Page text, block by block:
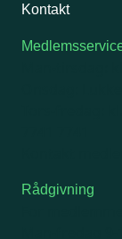
Kontakt
Rådgivning